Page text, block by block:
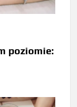
poziomie: